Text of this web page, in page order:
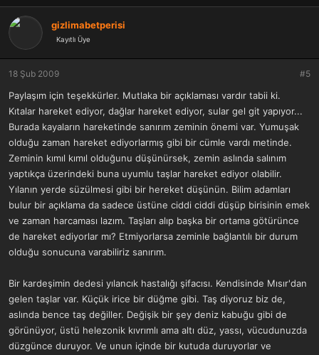
p
k
l
e
r
gizlimabetperisi
Kayıtlı Üye
18 Şub 2009 #5
Paylaşım için teşekkürler. Mutlaka bir açıklaması vardır tabii ki.
Kıtalar hareket ediyor, dağlar hareket ediyor, sular gel git yapıyor...
Burada kayaların hareketinde sanırım zeminin önemi var. Yumuşak
olduğu zaman hareket ediyorlarmış gibi bir cümle vardı metinde.
Zeminin kımıl kımıl olduğunu düşünürsek, zemin aslında salınım
yaptıkça üzerindeki buna uyumlu taşlar hareket ediyor olabilir.
Yılanın yerde süzülmesi gibi bir hereket düşünün. Bilim adamları
bulur bir açıklama da sadece üstüne ciddi ciddi düşüp birisinin emek
ve zaman harcaması lazım. Taşları alıp başka bir ortama götürünce
de hareket ediyorlar mı? Etmiyorlarsa zeminle bağlantılı bir durum
olduğu sonucuna varabiliriz sanırım.
Bir kardeşimin dedesi yılancık hastalığı şifacısı. Kendisinde Mısır'dan
gelen taşlar var. Küçük irice bir düğme gibi. Taş diyoruz biz de,
aslında bence taş değiller. Değişik bir şey deniz kabuğu gibi de
görünüyor, üstü helezonik kıvrımlı ama altı düz, yassı, vücudunuzda
düzgünce duruyor. Ve unun içinde bir kutuda duruyorlar ve